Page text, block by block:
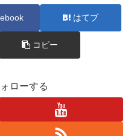
はてブ
コピー
ローする